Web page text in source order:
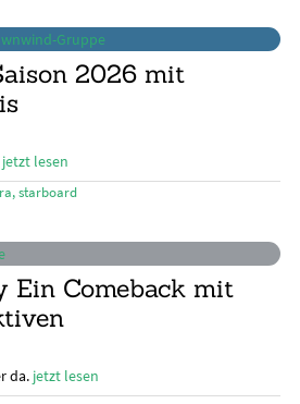
2026 mit
jetzt lesen
, starboard
Ein Comeback mit
da. jetzt lesen